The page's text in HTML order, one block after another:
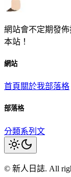
網站會不定期發
本站！
網站
首頁 關於我部落格
部落格
分類系列文
© 新人日誌. All